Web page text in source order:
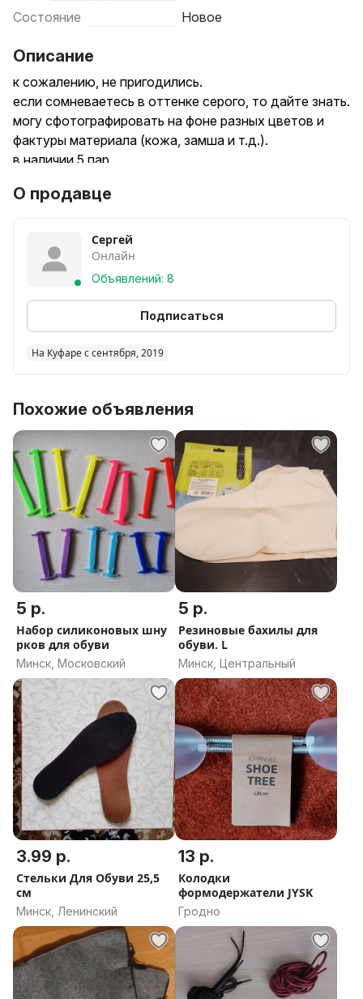
Состояние
Новое
Описание
к сожалению, не пригодились.
если сомневаетесь в оттенке серого, то дайте знать.
могу сфотографировать на фоне разных цветов и
фактуры материала (кожа, замша и т.д.).
в наличии 5 пар.
О продавце
Сергей
Онлайн
Объявлений: 8
Подписаться
На Куфаре с сентября, 2019
Похожие объявления
5 р.
Набор силиконовых шну
рков для обуви
Минск, Московский
5 р.
Резиновые бахилы для
обуви. L
Минск, Центральный
3.99 р.
Стельки Для Обуви 25,5
см
Минск, Ленинский
13 р.
Колодки
формодержатели JYSK
Гродно